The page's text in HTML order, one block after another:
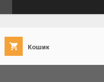
Кошик